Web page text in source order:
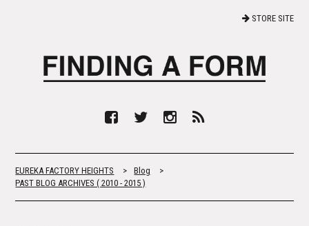
STORE SITE
EUREKA FACTORY HEIGHTS > Blog >
PAST BLOG ARCHIVES ( 2010 - 2015 )